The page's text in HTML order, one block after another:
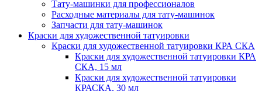
Тату-машинки для профессионалов
Расходные материалы для тату-машинок
Запчасти для тату-машинок
Краски для художественной татуировки
Краски для художественной татуировки КРА СКА
Краски для художественной татуировки КРА
СКА, 15 мл
Краски для художественной татуировки
КРАСКА, 30 мл